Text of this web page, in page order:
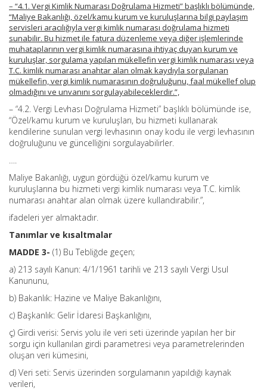
– “4.1. Vergi Kimlik Numarası Doğrulama Hizmeti” başlıklı bölümünde,
“Maliye Bakanlığı, özel/kamu kurum ve kuruluşlarına bilgi paylaşım
servisleri aracılığıyla vergi kimlik numarası doğrulama hizmeti
sunabilir. Bu hizmet ile fatura düzenleme veya diğer işlemlerinde
muhataplarının vergi kimlik numarasına ihtiyaç duyan kurum ve
kuruluşlar, sorgulama yapılan mükellefin vergi kimlik numarası veya
T.C. kimlik numarası anahtar alan olmak kaydıyla sorgulanan
mükellefin, vergi kimlik numarasının doğruluğunu, faal mükellef olup
olmadığını ve unvanını sorgulayabileceklerdir.”,
– “4.2. Vergi Levhası Doğrulama Hizmeti” başlıklı bölümünde ise,
“Özel/kamu kurum ve kuruluşları, bu hizmeti kullanarak
kendilerine sunulan vergi levhasının onay kodu ile vergi levhasının
doğruluğunu ve güncelliğini sorgulayabilirler.
….
Maliye Bakanlığı, uygun gördüğü özel/kamu kurum ve
kuruluşlarına bu hizmeti vergi kimlik numarası veya T.C. kimlik
numarası anahtar alan olmak üzere kullandırabilir.”,
ifadeleri yer almaktadır.
Tanımlar ve kısaltmalar
MADDE 3- (1) Bu Tebliğde geçen;
a) 213 sayılı Kanun: 4/1/1961 tarihli ve 213 sayılı Vergi Usul
Kanununu,
b) Bakanlık: Hazine ve Maliye Bakanlığını,
c) Başkanlık: Gelir İdaresi Başkanlığını,
ç) Girdi verisi: Servis yolu ile veri seti üzerinde yapılan her bir
sorgu için kullanılan girdi parametresi veya parametrelerinden
oluşan veri kümesini,
d) Veri seti: Servis üzerinden sorgulamanın yapıldığı kaynak
verileri,